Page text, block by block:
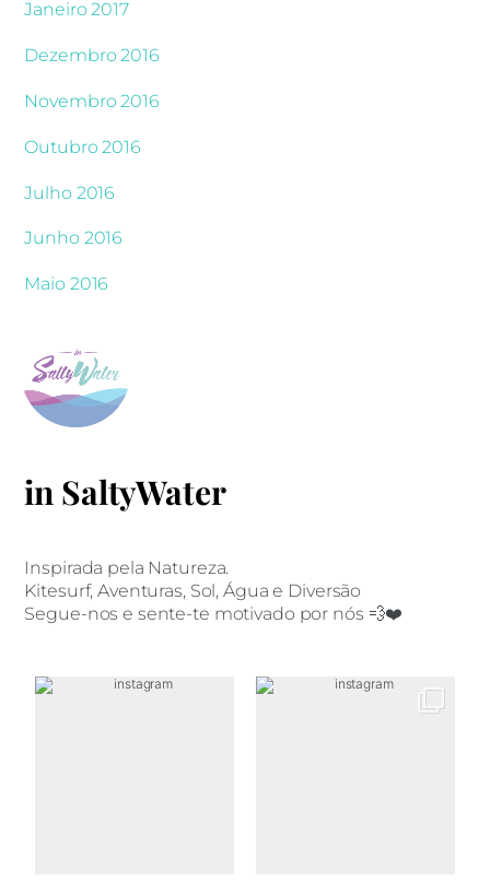
Janeiro 2017
Dezembro 2016
Novembro 2016
Outubro 2016
Julho 2016
Junho 2016
Maio 2016
in SaltyWater
Inspirada pela Natureza.
Kitesurf, Aventuras, Sol, Água e Diversão
Segue-nos e sente-te motivado por nós 💨❤️